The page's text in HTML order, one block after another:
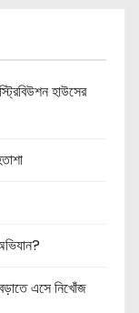
হাউসের
এসে নিখোঁজ